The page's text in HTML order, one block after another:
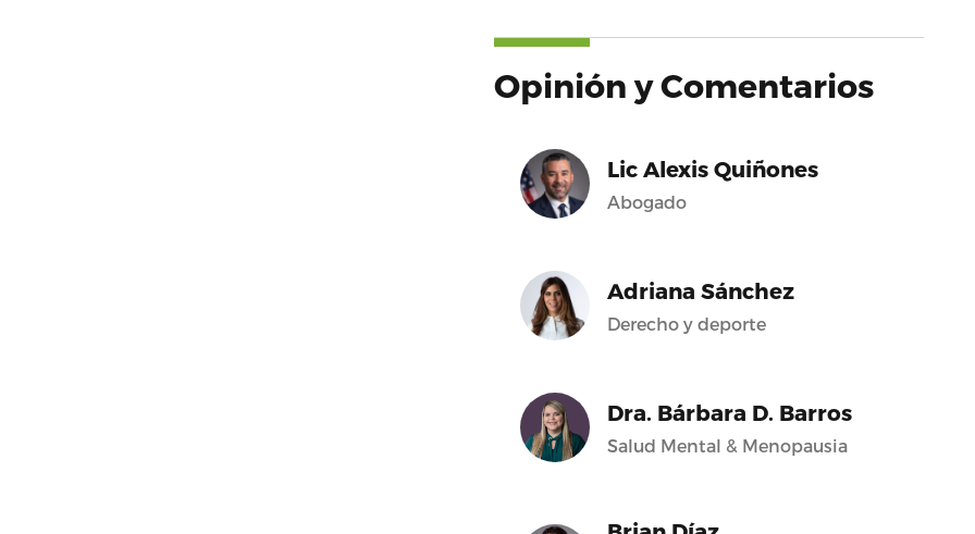
Opinión y Comentarios
Lic Alexis Quiñones
Abogado
Adriana Sánchez
Derecho y deporte
Dra. Bárbara D. Barros
Salud Mental & Menopausia